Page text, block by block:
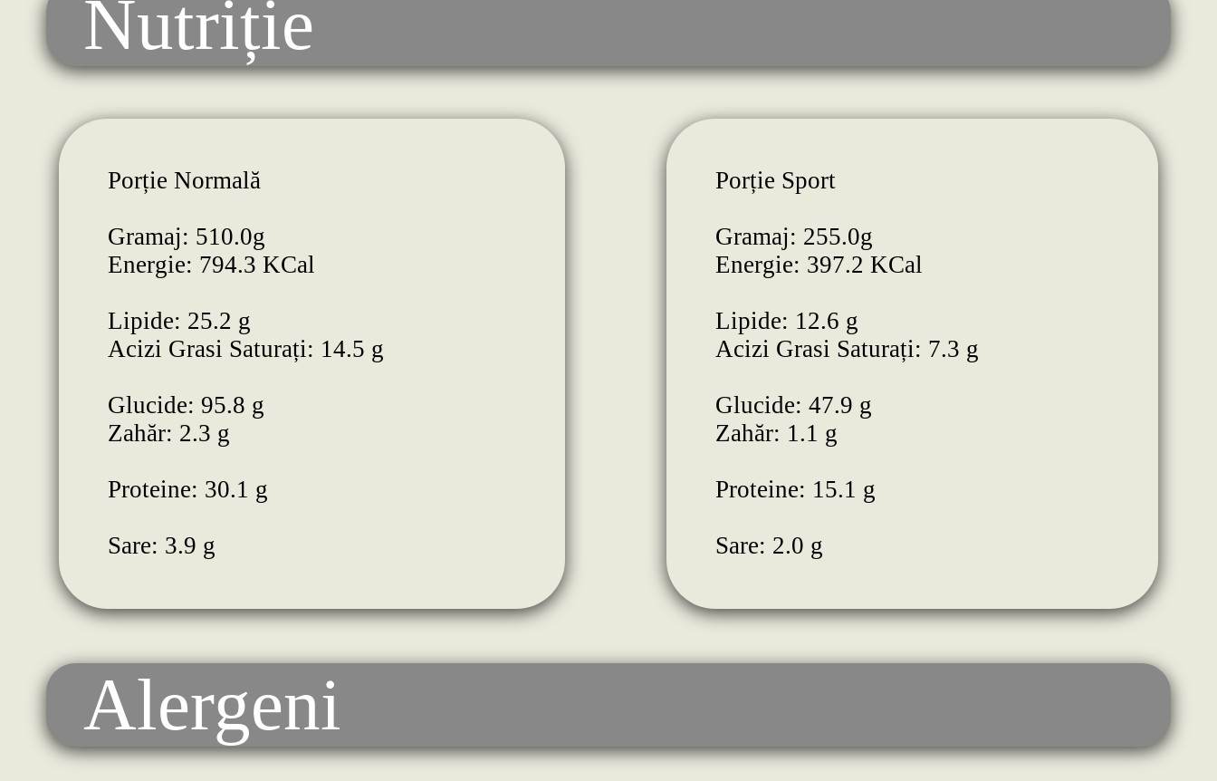
Nutriție
Porție Normală
Gramaj: 510.0g
Energie: 794.3 KCal
Lipide: 25.2 g
Acizi Grasi Saturați: 14.5 g
Glucide: 95.8 g
Zahăr: 2.3 g
Proteine: 30.1 g
Sare: 3.9 g
Porție Sport
Gramaj: 255.0g
Energie: 397.2 KCal
Lipide: 12.6 g
Acizi Grasi Saturați: 7.3 g
Glucide: 47.9 g
Zahăr: 1.1 g
Proteine: 15.1 g
Sare: 2.0 g
Alergeni